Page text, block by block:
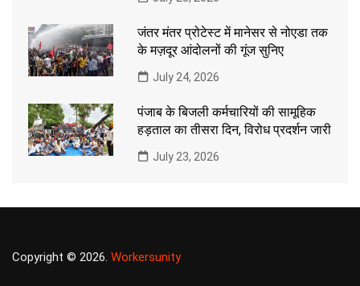
जंतर मंतर प्रोटेस्ट में मानेसर से नोएडा तक
के मज़दूर आंदोलनों की गूंज सुनिए
July 24, 2026
पंजाब के बिजली कर्मचारियों की सामूहिक
हड़ताल का तीसरा दिन, विरोध प्रदर्शन जारी
July 23, 2026
Copyright © 2026. Workersunity